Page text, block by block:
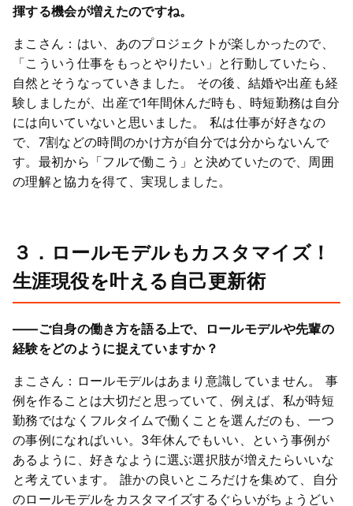
揮する機会が増えたのですね。
まこさん：はい、あのプロジェクトが楽しかったので、
「こういう仕事をもっとやりたい」と行動していたら、
自然とそうなっていきました。 その後、結婚や出産も経
験しましたが、出産で1年間休んだ時も、時短勤務は自分
には向いていないと思いました。 私は仕事が好きなの
で、7割などの時間のかけ方が自分では分からないんで
す。最初から「フルで働こう」と決めていたので、周囲
の理解と協力を得て、実現しました。
３．ロールモデルもカスタマイズ！
生涯現役を叶える自己更新術
――ご自身の働き方を語る上で、ロールモデルや先輩の
経験をどのように捉えていますか？
まこさん：ロールモデルはあまり意識していません。 事
例を作ることは大切だと思っていて、例えば、私が時短
勤務ではなくフルタイムで働くことを選んだのも、一つ
の事例になればいい。3年休んでもいい、という事例が
あるように、好きなように選ぶ選択肢が増えたらいいな
と考えています。 誰かの良いところだけを集めて、自分
のロールモデルをカスタマイズするぐらいがちょうどい